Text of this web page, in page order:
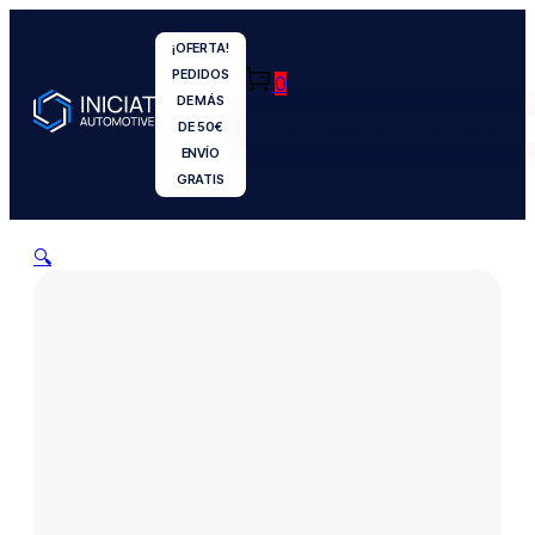
¡OFERTA!
PEDIDOS
DE MÁS
DE 50€
ENVÍO
GRATIS
0
🔍